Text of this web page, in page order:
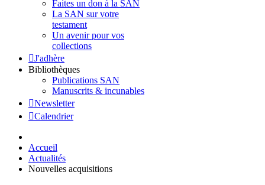
Faites un don à la SAN
La SAN sur votre
testament
Un avenir pour vos
collections
J'adhère
Bibliothèques
Publications SAN
Manuscrits & incunables
Newsletter
Calendrier
Accueil
Actualités
Nouvelles acquisitions